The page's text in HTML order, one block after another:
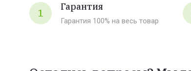
1 Гарантия
Гарантия 100% на весь товар